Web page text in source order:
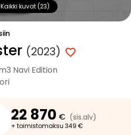
Kaikki kuvat (23)
(2023)
Navi Edition
22 870 € (sis.alv)
+ toimistomaksu 349 €